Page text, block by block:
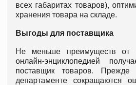
всех габаритах товаров),
хранения товара на складе.
Выгоды для поставщика
Не меньше преимуществ от
онлайн-энциклопедией
поставщик товаров.
департаменте сокращаются